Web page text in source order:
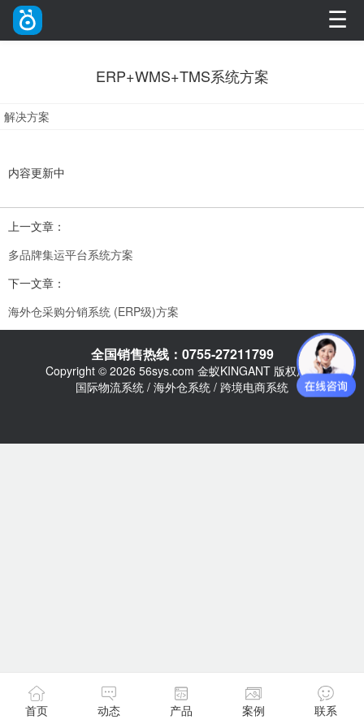
☰
ERP+WMS+TMS系统方案
解决方案
内容更新中
上一文章：
多品牌集运平台系统方案
下一文章：
海外仓采购分销系统 (ERP级)方案
全国销售热线：0755-27211799
Copyright © 2026 56sys.com 金蚁KINGANT 版权所有
国际物流系统 / 海外仓系统 / 跨境电商系统
首页 动态 产品 案例 联系